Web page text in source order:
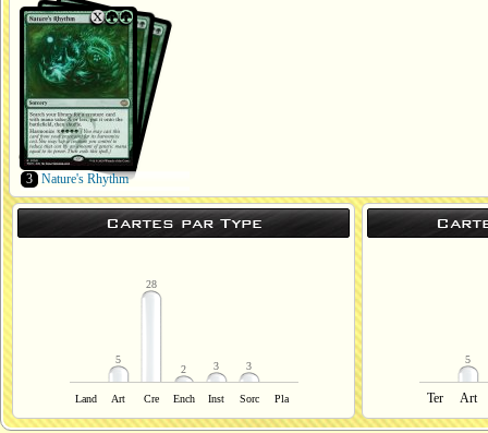
3 Nature's Rhythm
Cartes par Type
5
28
2 3 3
Land Art Cre Ench Inst Sorc Pla
5
Ter Art